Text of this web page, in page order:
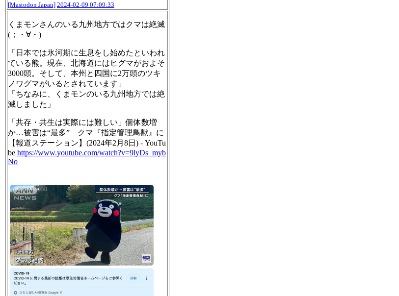
[Mastodon Japan] 2024-02-09 07:09:33
くまモンさんのいる九州地方ではクマは絶滅
(；・∀・)
「日本では氷河期に生息をし始めたといわれ
ている熊。現在、北海道にはヒグマがおよそ
3000頭。そして、本州と四国に2万頭のツキ
ノワグマがいるとされています」
「ちなみに、くまモンのいる九州地方では絶
滅しました」
「共存・共生は実際には難しい」個体数増
か…被害は“最多” クマ『指定管理鳥獣』に
【報道ステーション】(2024年2月8日) - YouTu
be https://www.youtube.com/watch?v=9lyDs_myb
No